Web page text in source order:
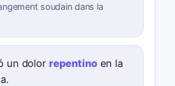
soudain dans la
un dolor repentinoen la